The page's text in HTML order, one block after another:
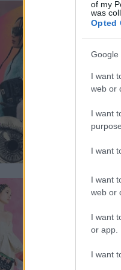
of my
was
Opted
Google
I want
web or
I want
I want
I want
web or
I want
or app.
I want